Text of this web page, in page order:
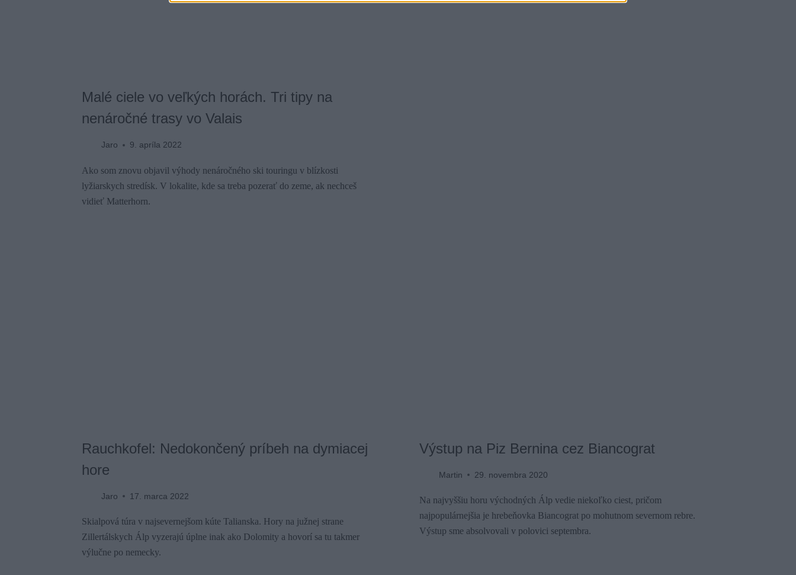
Malé ciele vo veľkých horách. Tri tipy na
nenáročné trasy vo Valais
Jaro 9. apríla 2022
Ako som znovu objavil výhody nenáročného ski touringu v blízkosti
lyžiarskych stredísk. V lokalite, kde sa treba pozerať do zeme, ak nechceš
vidieť Matterhorn.
Rauchkofel: Nedokončený príbeh na dymiacej
hore
Jaro 17. marca 2022
Skialpová túra v najsevernejšom kúte Talianska. Hory na južnej strane
Zillertálskych Álp vyzerajú úplne inak ako Dolomity a hovorí sa tu takmer
výlučne po nemecky.
Výstup na Piz Bernina cez Biancograt
Martin 29. novembra 2020
Na najvyššiu horu východných Álp vedie niekoľko ciest, pričom
najpopulárnejšia je hrebeňovka Biancograt po mohutnom severnom rebre.
Výstup sme absolvovali v polovici septembra.